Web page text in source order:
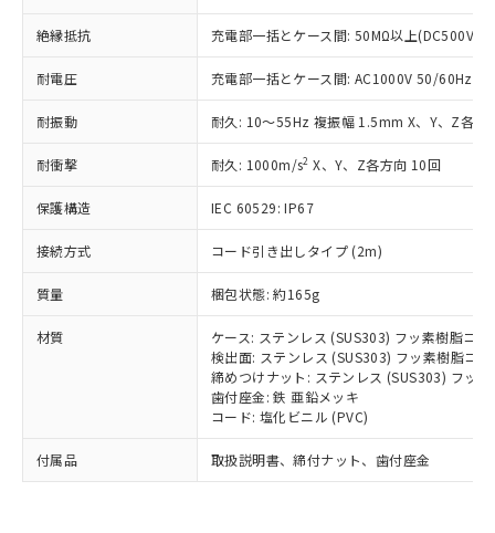
絶縁抵抗 充電部一括とケース間: 50MΩ以上(DC500Vメ
耐電圧 充電部一括とケース間: AC1000V 50/60Hz
耐振動 耐久: 10～55Hz 複振幅 1.5mm X、Y、Z各方
耐衝撃 耐久: 1000m/s2 X、Y、Z各方向 10回
保護構造 IEC 60529: IP67
接続方式 コード引き出しタイプ (2m)
質量 梱包状態: 約165g
材質
ケース: ステンレス (SUS303) フッ素樹脂コー
検出面: ステンレス (SUS303) フッ素樹脂コー
締めつけナット: ステンレス (SUS303) フッ
歯付座金: 鉄 亜鉛メッキ
コード: 塩化ビニル (PVC)
付属品 取扱説明書、締付ナット、歯付座金
在庫状況および標準価格照会結果は、
記載している更新日時点での社内デー
タに基づき作成されるものであり、閲
覧された時点での実際の在庫および標
準価格とは異なる場合があることをご
了承ください。
正式な納期状況および標準価格はお客
様のお取引先、またはお客様担当のオ
ムロン制御機器販売店・当社販売員に
ご相談ください。
オムロン制御機器販売店や当社販売拠
販売ネットワーク
」をご確認
在庫状況および標準価格結果を当社の
事前の承諾なく第三者に漏洩または開
示しないようお願いします。
マイパーツ機能（部品リスト作成サー
ビス）をご利用いただくには、I-Web
メンバーズにご登録されている必要が
お客様が当ウェブサイト上で当社にご
*EU RoHS指令（10物質）：
鉛(Pb) 1000ppm以下、 水銀(Hg) 1000ppm以下、 カド
ミウム(Cd) 100ppm以下、
六価クロム(Cr(Ⅵ)) 1000ppm以下、ポリ臭化ビフェニル
類(PBB) 1000ppm以下、ポリ臭化ジフェニルエーテル類
ル) (DEHP)(別名：DOP) 1000ppm以下、フタル酸ブチ
ルベンジル（BBP） 1000ppm以下、フタル酸ジブチル
（DBP） 1000ppm以下、フタル酸ジイソブチル
(DIBP) 1000ppm以下
但し、RoHS指令で産業用監視および制御機器に対する
適用除外項目は除く。
フタル酸エステル類の４物質については閾値を超える意
図的な使用がないことを確認しています。
※2 対応予定月
部品在庫の切り替え状況などにより、予定
月が前後することがあります。
い合わせください。
*中国RoHS10物質の基準値 (GB/T26572)：
Pb(鉛) :1000ppm、 Hg(水銀) : 1000ppm、 Cd(カドミウ
Cr(Ⅵ)(六価クロム) : 1000ppm、 PBBs(ポリ臭化ビフェ
ニル類) : 1000ppm、 PBDEs(ポリ臭化ジフェニルエーテ
DBP(フタル酸ジブチル) : 1000ppm、 DIBP(フタル酸ジ
イソブチル) : 1000ppm、 BBP(フタル酸ブチルベンジ
ル) : 1000ppm、
※2 環境保護使用期限
「ｅ」：有害物質（10物質）のすべてが基
準値以下であることを示します。
「10」：通常の使用状況下において有害物
質が外部に漏えいし、環境に深刻な影響を
及ぼさない年数を意味します。
「－」：未確認です。当社販売部門へお問
い合わせください。
為替および外国貿易法に定める商品
（以下｢規制貨物等」という）を輸出
または国外への提供する場合は、日本
国政府の輸出許可(または役務取引許
可)を取得するなどの必要な手続きを
当社は規制貨物を破棄する場合は、完
全に破砕するなど、違法に輸出されな
当社は貴社製品を、核兵器、ミサイ
ル、化学兵器、生物兵器またはその他
武器並びにこれらの製造装置等に一切
使用いたしません。
当社は、貴社製品を第三者に販売する
場合は、上記1、2および3の内容を当
該第三者に通知します。また当社は、
販売先および販売に係わる関係者が違
法に輸出するおそれがある場合は、取
り引きをいたしません。
一定数以上の在庫あり
一定数には満たないが在庫あり
在庫なし(最新の在庫状況につ
いては、お客様のお取引先、ま
たはお客様担当のオムロン制御
機器販売店・当社販売員にご確
認ください)
受注生産機種、また在庫状況の
情報を公開していない機種